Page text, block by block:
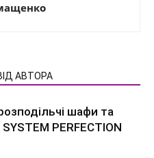
АВТОРА
шафи та
PERFECTION